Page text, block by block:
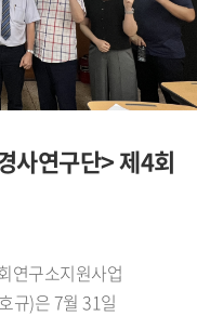
요소들은 현지
적 특색을 이루고 있었다.
용될 예정이다.
사연구단> 제4회
연구소지원사업
규)은 7월 31일